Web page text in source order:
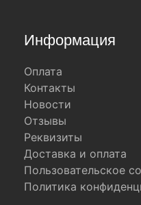
Информация
Оплата
Контакты
Новости
Отзывы
Реквизиты
Доставка и оплата
Пользовательское
Политика